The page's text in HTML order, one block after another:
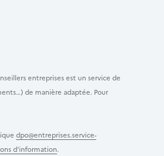
entreprises est un service de
de manière adaptée. Pour
dpo@entreprises.service-
d'information.